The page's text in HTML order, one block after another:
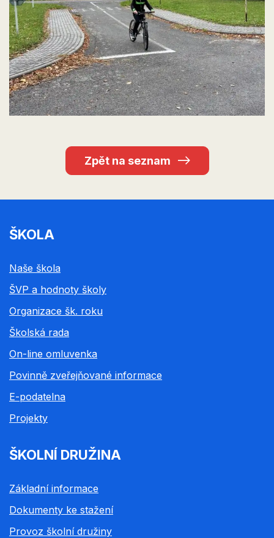
Zpět na seznam
ŠKOLA
Naše škola
ŠVP a hodnoty školy
Organizace šk. roku
Školská rada
On-line omluvenka
Povinně zveřejňované informace
E-podatelna
Projekty
ŠKOLNÍ DRUŽINA
Základní informace
Dokumenty ke stažení
Provoz školní družiny